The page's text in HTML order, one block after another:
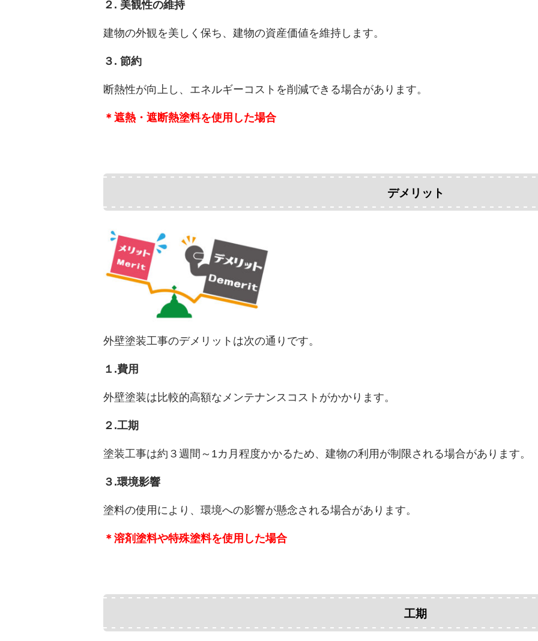
２. 美観性の維持
建物の外観を美しく保ち、建物の資産価値を維持します。
３. 節約
断熱性が向上し、エネルギーコストを削減できる場合があります。
＊遮熱・遮断熱塗料を使用した場合
デメリット
外壁塗装工事のデメリットは次の通りです。
１.費用
外壁塗装は比較的高額なメンテナンスコストがかかります。
２.工期
塗装工事は約３週間～1カ月程度かかるため、建物の利用が制限される場合があります。
３.環境影響
塗料の使用により、環境への影響が懸念される場合があります。
＊溶剤塗料や特殊塗料を使用した場合
工期